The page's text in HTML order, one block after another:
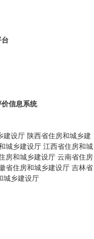
信息系统
建设厅 陕西省住房和城乡建
城乡建设厅 江西省住房和城
房和城乡建设厅 云南省住房
省住房和城乡建设厅 吉林省
城乡建设厅